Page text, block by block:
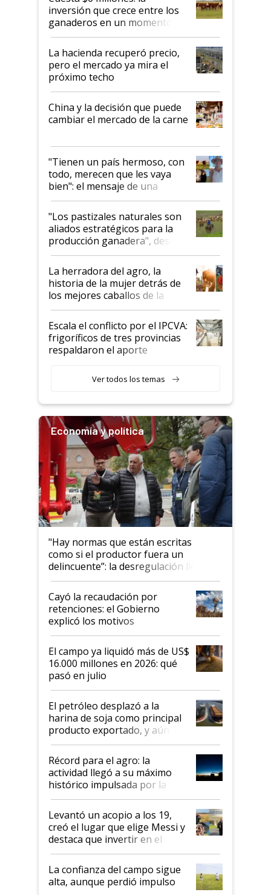
inversión que crece entre los
ganaderos en un momento
histórico para la actividad
La hacienda recuperó precio,
pero el mercado ya mira el
próximo techo
China y la decisión que puede
cambiar el mercado de la carne
"Tienen un país hermoso, con
todo, merecen que les vaya
bien": el mensaje de una
ganadera uruguaya sobre las
oportunidades que se abren
para el agro en Argentina, con
foco en la carne
"Los pastizales naturales son
aliados estratégicos para la
producción ganadera", destaca
la iniciativa que ya reúne a 46
establecimientos en Argentina
La herradora del agro, la
historia de la mujer detrás de
los mejores caballos de la
Argentina y los mitos que
todavía hacen sufrir a estos
animales: "Mientras me
descalificaban, yo seguí
haciendo currículum"
Escala el conflicto por el IPCVA:
frigoríficos de tres provincias
respaldaron el aporte
Ver todos los temas
Economía y política
"Hay normas que están escritas
como si el productor fuera un
delincuente”: la desregulación llegó
al Congreso Aapresid y hasta se
habló del financiamiento al IPCVA
Cayó la recaudación por
retenciones: el Gobierno
explicó los motivos
El campo ya liquidó más de US$
16.000 millones en 2026: qué
pasó en julio
El petróleo desplazó a la
harina de soja como principal
producto exportado, y aún así
el agro aportó casi seis de cada
diez dólares y sostuvo el
liderazgo en un semestre
récord
Récord para el agro: la
actividad llegó a su máximo
histórico impulsada por la
cosecha y las exportaciones
Levantó un acopio a los 19,
creó el lugar que elige Messi y
destaca que invertir en el
kirchnerismo era como "darle
plata a un hijo para droga":
Juan Félix Rossetti, el libertario
que de una dura crisis salió
La confianza del campo sigue
alta, aunque perdió impulso